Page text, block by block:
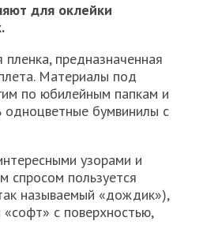
для оклейки
предназначенная
Материалы под
по юбилейным папкам и
одноцветные бумвинилы с
узорами и
спросом пользуется
называемый «дождик»),
с поверхностью,